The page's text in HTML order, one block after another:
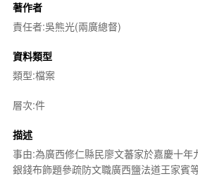
著作者
責任者:吳熊光(兩廣總督)
資料類型
類型:檔案
層次:件
描述
事由:為廣西修仁縣民廖文蕃家於嘉慶十年
銀錢布飾題參疏防文職廣西鹽法道王家賓